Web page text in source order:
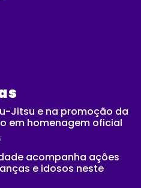
Jitsu e na promoção da
em homenagem oficial
acompanha ações
e idosos neste